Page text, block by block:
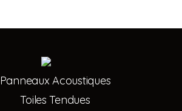
Panneaux Acoustiques
Toiles Tendues